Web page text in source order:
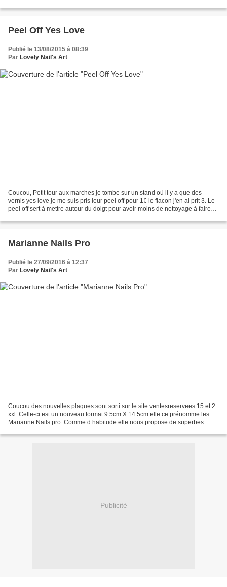
Peel Off Yes Love
Publié le 13/08/2015 à 08:39
Par Lovely Nail's Art
Coucou, Petit tour aux marches je tombe sur un stand où il y a que des
vernis yes love je me suis pris leur peel off pour 1€ le flacon j'en ai prit 3. Le
peel off sert à mettre autour du doigt pour avoir moins de nettoyage à faire
Marianne Nails Pro
Publié le 27/09/2016 à 12:37
Par Lovely Nail's Art
Coucou des nouvelles plaques sont sorti sur le site ventesreservees 15 et 2
xxl. Celle-ci est un nouveau format 9.5cm X 14.5cm elle ce prénomme les
Marianne Nails pro. Comme d habitude elle nous propose de superbes
Publicité